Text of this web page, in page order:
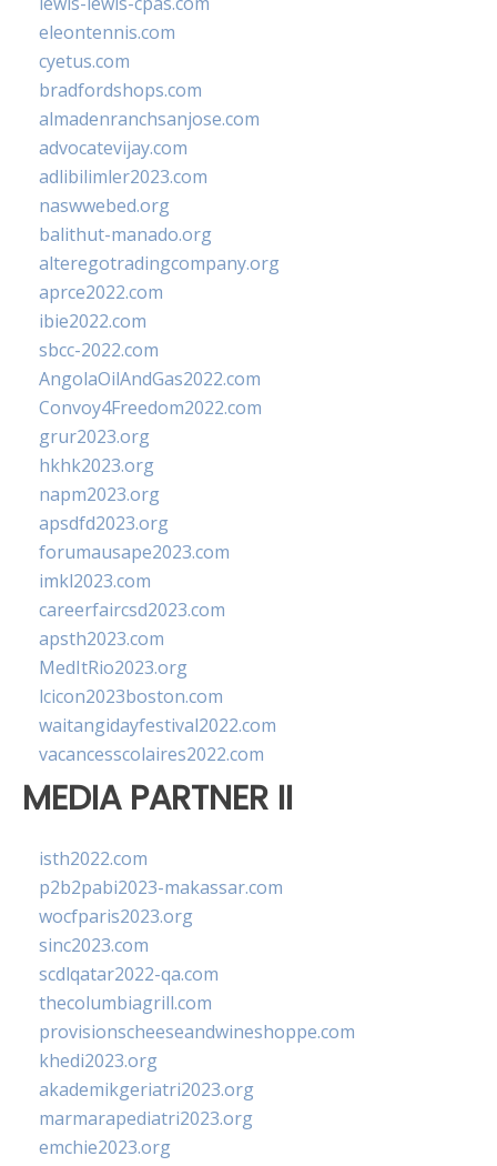
eleontennis.com
cyetus.com
bradfordshops.com
almadenranchsanjose.com
advocatevijay.com
adlibilimler2023.com
naswwebed.org
balithut-manado.org
alteregotradingcompany.org
aprce2022.com
ibie2022.com
sbcc-2022.com
AngolaOilAndGas2022.com
Convoy4Freedom2022.com
grur2023.org
hkhk2023.org
napm2023.org
apsdfd2023.org
forumausape2023.com
imkl2023.com
careerfaircsd2023.com
apsth2023.com
MedItRio2023.org
lcicon2023boston.com
waitangidayfestival2022.com
vacancesscolaires2022.com
MEDIA PARTNER II
isth2022.com
p2b2pabi2023-makassar.com
wocfparis2023.org
sinc2023.com
scdlqatar2022-qa.com
thecolumbiagrill.com
provisionscheeseandwineshoppe.com
khedi2023.org
akademikgeriatri2023.org
marmarapediatri2023.org
emchie2023.org